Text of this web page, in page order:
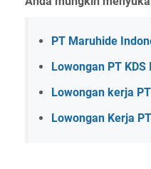
PT Maruhide
Lowongan PT
Lowongan kerja
Lowongan Kerja